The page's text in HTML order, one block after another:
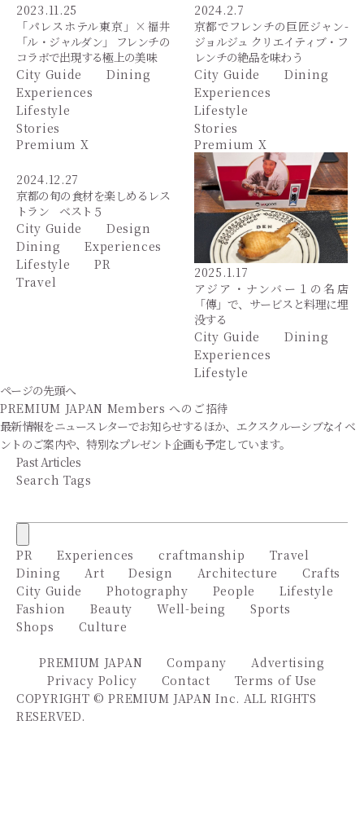
2023.11.25
「パレスホテル東京」×福井
「ル・ジャルダン」 フレンチの
コラボで出現する極上の美味
City Guide
Dining
Experiences
Lifestyle
2024.2.7
京都でフレンチの巨匠ジャン-
ジョルジュ クリエイティブ・フ
レンチの絶品を味わう
City Guide
Dining
Experiences
Lifestyle
Stories
Premium X
2024.12.27
京都の旬の食材を楽しめるレス
トラン ベスト５
City Guide
Design
Dining
Experiences
Lifestyle
PR
Travel
Stories
Premium X
2025.1.17
アジア・ナンバー１の名店
「傳」で、サービスと料理に埋
没する
City Guide
Dining
Experiences
Lifestyle
ページの先頭へ
PREMIUM JAPAN Members へのご招待
最新情報をニュースレターでお知らせするほか、エクスクルーシブなイベ
ントのご案内や、特別なプレゼント企画も予定しています。
Past Articles
Search Tags
PR Experiences craftmanship
Travel
Dining
Art Design Architecture
Crafts
City Guide
Photography People
Lifestyle
Fashion
Beauty Well-being
Sports
Shops
Culture
PREMIUM JAPAN Company
Advertising
Privacy Policy
Contact
Terms of Use
COPYRIGHT © PREMIUM JAPAN Inc. ALL RIGHTS
RESERVED.